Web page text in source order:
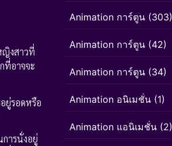
งสาวที่
ที่อาจจะ
ยู่รอดหรือ
ารนั่งอยู่
Animation การ์ตูน (303)
Animation การ์ตูน (42)
Animation การ์ตูน (34)
Animation อนิเมชั่น (1)
Animation แอนิเมชั่น (2)